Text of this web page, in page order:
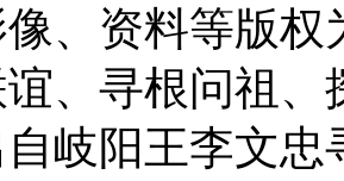
、资料等版权
、寻根问祖、
自岐阳王李文